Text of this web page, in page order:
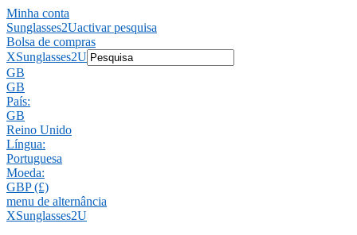
Minha conta
Sunglasses2Uactivar pesquisa
Bolsa de compras
XSunglasses2U
GB
GB
País:
GB
Reino Unido
Língua:
Portuguesa
Moeda:
GBP (£)
menu de alternância
XSunglasses2U